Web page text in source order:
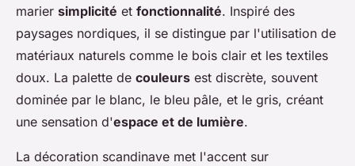
marier simplicité et fonctionnalité. Inspiré des
paysages nordiques, il se distingue par l'utilisation de
matériaux naturels comme le bois clair et les textiles
doux. La palette de couleurs est discrète, souvent
dominée par le blanc, le bleu pâle, et le gris, créant
une sensation d'espace et de lumière.
La décoration scandinave met l'accent sur